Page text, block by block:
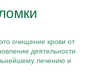
очищение крови от
деятельности
лечению и